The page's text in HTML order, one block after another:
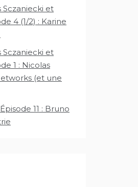
Sczaniecki et
4 (1/2) : Karine
Sczaniecki et
1 : Nicolas
(et une
Épisode 11 : Bruno